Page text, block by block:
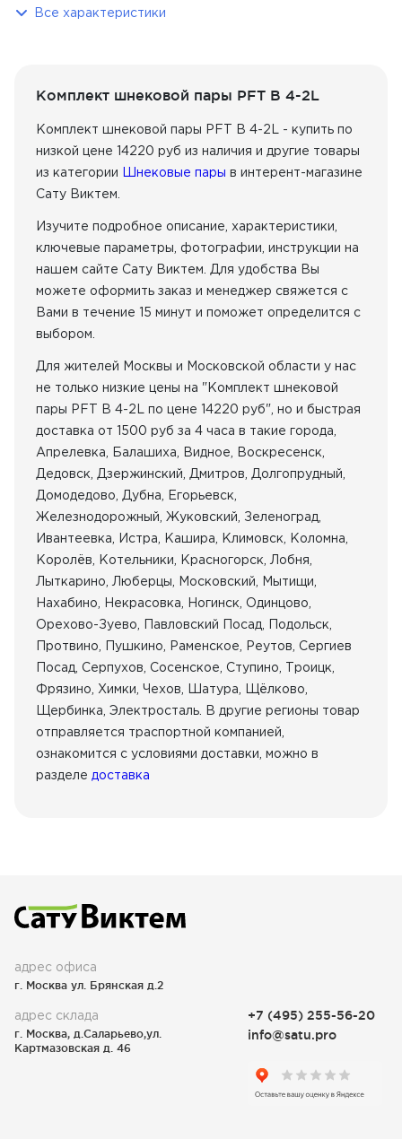
Все характеристики
Комплект шнековой пары PFT B 4-2L
Комплект шнековой пары PFT B 4-2L - купить по
низкой цене 14220 руб из наличия и другие товары
из категории
Шнековые пары в интерент-магазине
Сату Виктем.
Изучите подробное описание, характеристики,
ключевые параметры, фотографии, инструкции на
нашем сайте Сату Виктем. Для удобства Вы
можете оформить заказ и менеджер свяжется с
Вами в течение 15 минут и поможет определится с
выбором.
Для жителей Москвы и Московской области у нас
не только низкие цены на "Комплект шнековой
пары PFT B 4-2L по цене 14220 руб", но и быстрая
доставка от 1500 руб за 4 часа в такие города,
Апрелевка, Балашиха, Видное, Воскресенск,
Дедовск, Дзержинский, Дмитров, Долгопрудный,
Домодедово, Дубна, Егорьевск,
Железнодорожный, Жуковский, Зеленоград,
Ивантеевка, Истра, Кашира, Климовск, Коломна,
Королёв, Котельники, Красногорск, Лобня,
Лыткарино, Люберцы, Московский, Мытищи,
Нахабино, Некрасовка, Ногинск, Одинцово,
Орехово-Зуево, Павловский Посад, Подольск,
Протвино, Пушкино, Раменское, Реутов, Сергиев
Посад, Серпухов, Сосенское, Ступино, Троицк,
Фрязино, Химки, Чехов, Шатура, Щёлково,
Щербинка, Электросталь. В другие регионы товар
отправляется траспортной компанией,
ознакомится с условиями доставки, можно в
разделе доставка
адрес офиса
г. Москва ул. Брянская д.2
адрес склада
г. Москва, д.Саларьево,ул.
Картмазовская д. 46
+7 (495) 255-56-20
info@satu.pro